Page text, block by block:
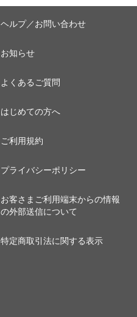
ヘルプ／お問い合わせ
お知らせ
よくあるご質問
はじめての方へ
ご利用規約
プライバシーポリシー
お客さまご利用端末からの情報
の外部送信について
特定商取引法に関する表示